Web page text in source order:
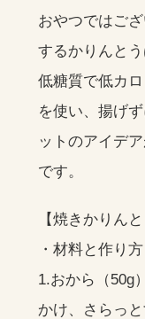
おやつではご
するかりんと
低糖質で低カ
を使い、揚げ
ットのアイデ
です。
【焼きかりんと
・材料と作り
1.おから（50g
かけ、さらっ